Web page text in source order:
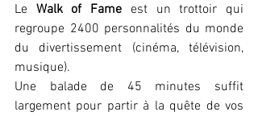
Le Walk of Fame est un trottoir qui
regroupe 2400 personnalités du monde
du divertissement (cinéma, télévision,
musique).
Une balade de 45 minutes suffit
largement pour partir à la quête de vos